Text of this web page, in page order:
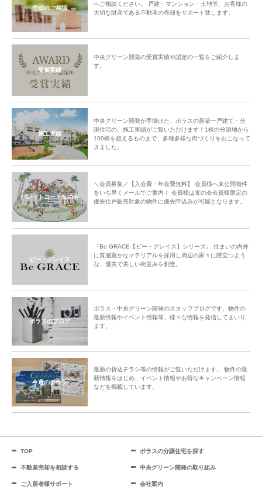
売却のご相談
へご相談ください。 戸建・マンション・土地等、お客様の
大切な財産である不動産の売却をサポート致します。
受賞実績
中央グリーン開発の受賞実績や認定の一覧をご紹介しま
す。
施工実績
中央グリーン開発が手掛けた、ポラスの新築一戸建て・分
譲住宅の、施工実績がご覧いただけます！1棟の分譲地から
100棟を超えるものまで、多種多様な街づくりをおこなって
きました。
パレットコート友の会
＼会員募集／【入会費・年会費無料】 会員様へ未公開物件
をいち早くメールでご案内！ 会員様は友の会会員様限定の
優先住戸販売対象の物件に優先申込みが可能となります。
ビー・グレイス
『Be GRACE【ビー・グレイス】シリーズ』 住まいの内外
に質感豊かなマテリアルを採用し周辺の家々に際立つよう
な、優美で美しい街並みを創造。
ポラスのブログ
ポラス・中央グリーン開発のスタッフブログです。物件の
最新情報やイベント情報等、様々な情報を発信してまいり
ます。
今週のチラシ
最新の折込チラシ等の情報がご覧いただけます。 物件の最
新情報をはじめ、イベント情報やお得なキャンペーン情報
などを掲載しています。
TOP ポラスの分譲住宅を探す
不動産売却を相談する 中央グリーン開発の取り組み
ご入居者様サポート
会社案内